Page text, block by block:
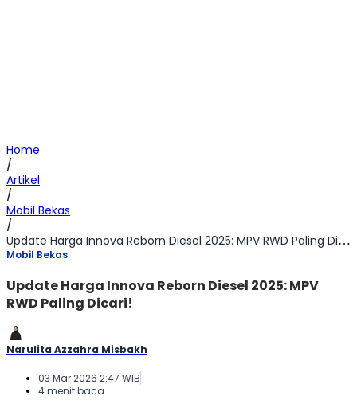
Home
/
Artikel
/
Mobil Bekas
/
Update Harga Innova Reborn Diesel 2025: MPV RWD Paling Dicari!
Mobil Bekas
Update Harga Innova Reborn Diesel 2025: MPV
RWD Paling Dicari!
Narulita Azzahra Misbakh
03 Mar 2026 2:47 WIB
4 menit baca